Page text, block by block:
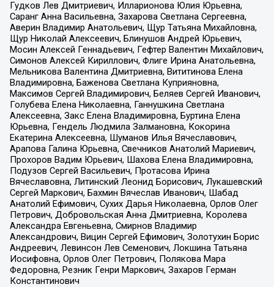
Гудков Лев Дмитриевич, Илларионова Юлия Юрьевна,
Саранг Анна Васильевна, Захарова Светлана Сергеевна,
Аверин Владимир Анатольевич, Щур Татьяна Михайловна,
Щур Николай Алексеевич, Блинушов Андрей Юрьевич,
Мосин Алексей Геннадьевич, Гефтер Валентин Михайлович,
Симонов Алексей Кириллович, Флиге Ирина Анатольевна,
Мельникова Валентина Дмитриевна, Вититинова Елена
Владимировна, Баженова Светлана Куприяновна,
Максимов Сергей Владимирович, Беляев Сергей Иванович,
Голубева Елена Николаевна, Ганнушкина Светлана
Алексеевна, Закс Елена Владимировна, Буртина Елена
Юрьевна, Гендель Людмила Залмановна, Кокорина
Екатерина Алексеевна, Шуманов Илья Вячеславович,
Арапова Галина Юрьевна, Свечников Анатолий Мариевич,
Прохоров Вадим Юрьевич, Шахова Елена Владимировна,
Подузов Сергей Васильевич, Протасова Ирина
Вячеславовна, Литинский Леонид Борисович, Лукашевский
Сергей Маркович, Бахмин Вячеслав Иванович, Шабад
Анатолий Ефимович, Сухих Дарья Николаевна, Орлов Олег
Петрович, Добровольская Анна Дмитриевна, Королева
Александра Евгеньевна, Смирнов Владимир
Александрович, Вицин Сергей Ефимович, Золотухин Борис
Андреевич, Левинсон Лев Семенович, Локшина Татьяна
Иосифовна, Орлов Олег Петрович, Полякова Мара
Федоровна, Резник Генри Маркович, Захаров Герман
Константинович